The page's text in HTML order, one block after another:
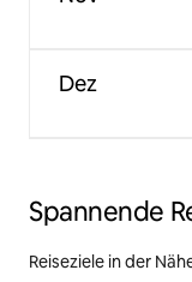
Dez
Spannende
Reiseziele in der